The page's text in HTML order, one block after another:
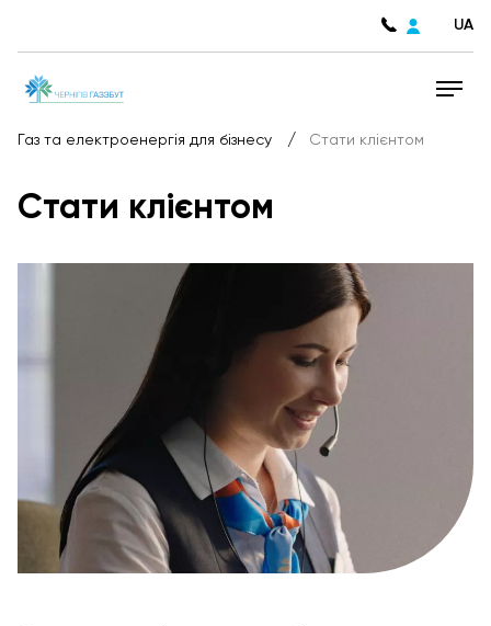
UA
Газ та електроенергія для бізнесу / Стати клієнтом
Стати клієнтом